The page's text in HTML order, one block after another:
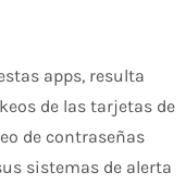
apps, resulta
de las tarjetas de
de contraseñas
sistemas de alerta